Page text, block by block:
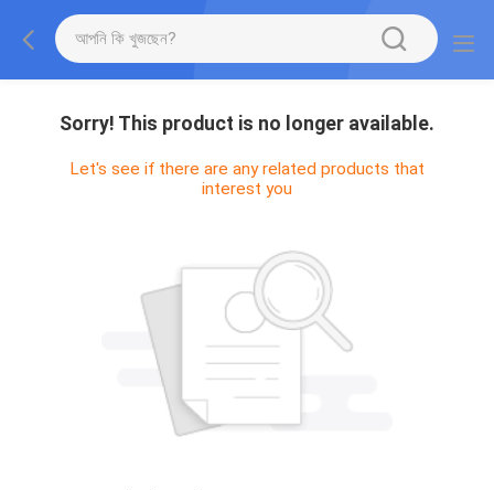
Sorry! This product is no longer available.
Let's see if there are any related products that
interest you